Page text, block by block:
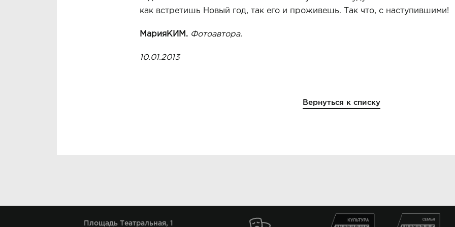
как встретишь Новый год, так его и проживешь. Так что, с насту­пившими!
Мария КИМ . Фотоавтора.
10.01.2013
Вернуться к списку
Площадь Театральная, 1